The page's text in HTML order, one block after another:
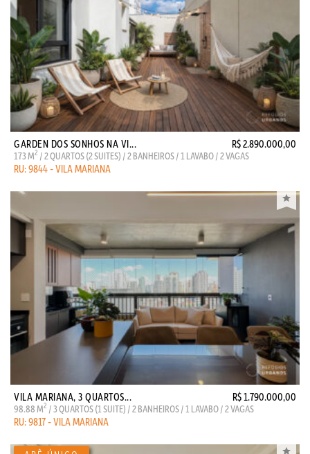
GARDEN DOS SONHOS NA VI... R$ 2.890.000,00
173 M2 / 2 QUARTOS (2 SUITES) / 2 BANHEIROS / 1 LAVABO / 2 VAGAS
RU: 9844 - VILA MARIANA
VILA MARIANA, 3 QUARTOS... R$ 1.790.000,00
98.88 M2 / 3 QUARTOS (1 SUITE) / 2 BANHEIROS / 1 LAVABO / 2 VAGAS
RU: 9817 - VILA MARIANA